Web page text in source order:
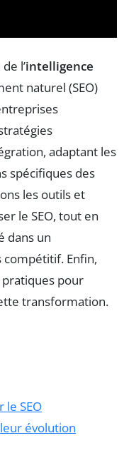
l’intelligence
naturel (SEO)
adaptant les
spécifiques des
les outils et
le SEO, tout en
dans un
compétitif. Enfin,
pour
transformation.
le SEO
évolution